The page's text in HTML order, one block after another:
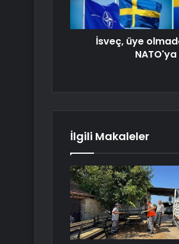
İsveç, üye
İlgili Makaleler